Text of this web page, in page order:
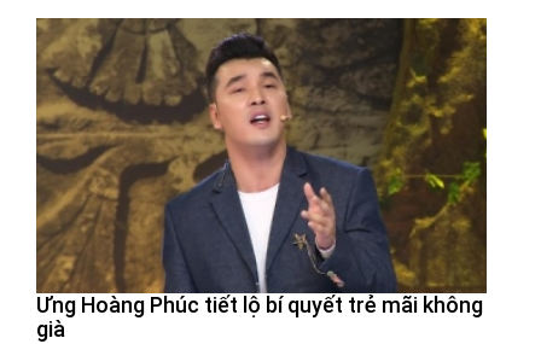
Ưng Hoàng Phúc tiết lộ bí quyết trẻ mãi không
già